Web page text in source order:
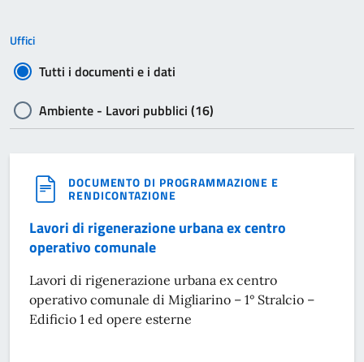
Uffici
Tutti i documenti e i dati
Ambiente - Lavori pubblici (16)
DOCUMENTO DI PROGRAMMAZIONE E
RENDICONTAZIONE
Lavori di rigenerazione urbana ex centro
operativo comunale
Lavori di rigenerazione urbana ex centro
operativo comunale di Migliarino – 1° Stralcio –
Edificio 1 ed opere esterne